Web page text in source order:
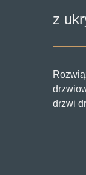
z
drzwi